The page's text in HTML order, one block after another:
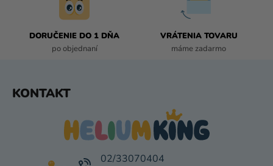
U
DORUČENIE DO 1 DŇA
po objednaní
VRÁTENIA TOVARU
máme zadarmo
KONTAKT
02/33070404